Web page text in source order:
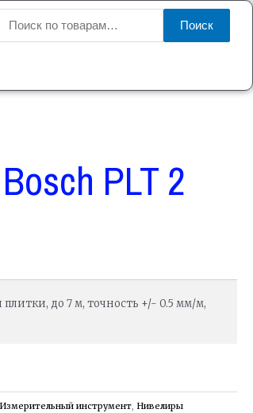
Искать:
Поиск
PLT 2
плитки, до 7 м, точность +/- 0.5 мм/м,
Измерительный инструмент, Нивелиры